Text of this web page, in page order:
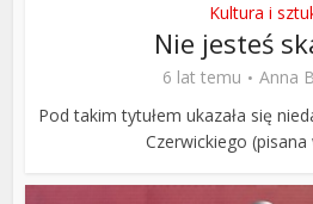
Kultura i
Nie jesteś
6 lat temu
Anna
Pod takim tytułem ukazała się
Czerwickiego (pisana